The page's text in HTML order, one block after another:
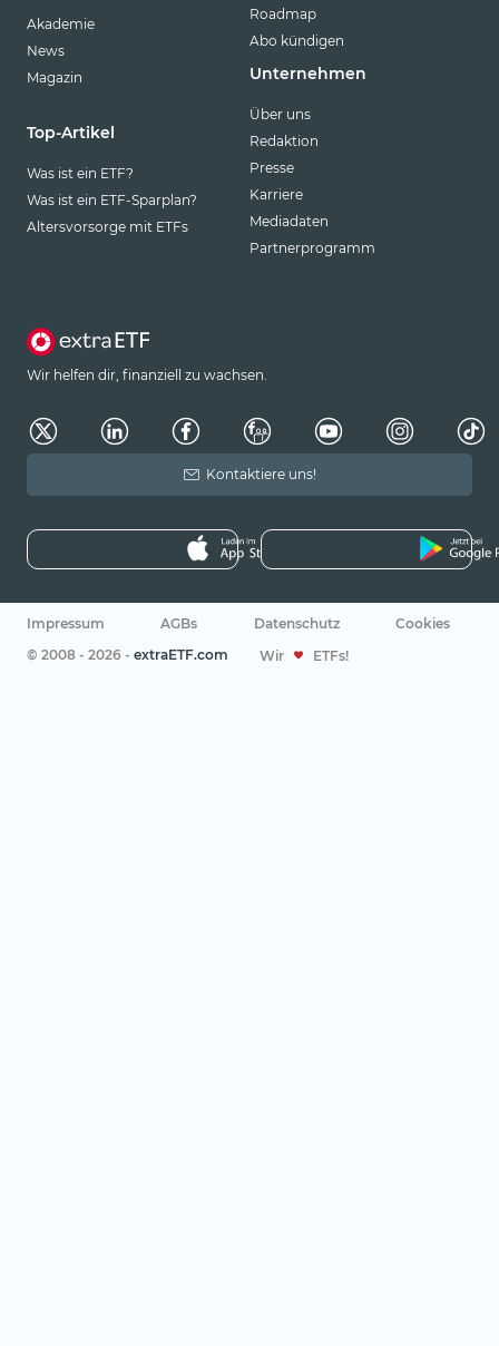
Akademie
News
Magazin
Top-Artikel
Was ist ein ETF?
Was ist ein ETF-Sparplan?
Altersvorsorge mit ETFs
Roadmap
Abo kündigen
Unternehmen
Über uns
Redaktion
Presse
Karriere
Mediadaten
Partnerprogramm
Wir helfen dir, finanziell zu wachsen.
Kontaktiere uns!
Impressum AGBs Datenschutz
Cookies
© 2008 - 2026 - extraETF.com Wir ETFs!